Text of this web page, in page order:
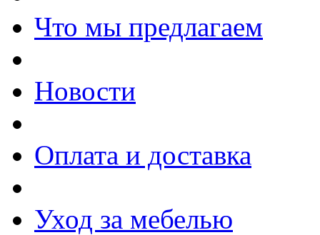
Что мы предлагаем
Новости
Оплата и доставка
Уход за мебелью